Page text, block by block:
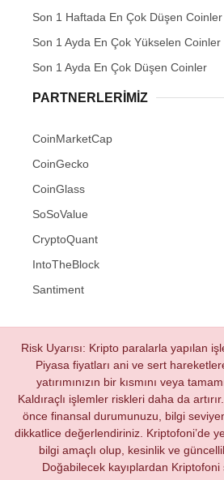
Son 1 Haftada En Çok Düşen Coinler
Son 1 Ayda En Çok Yükselen Coinler
Son 1 Ayda En Çok Düşen Coinler
PARTNERLERIMIZ
CoinMarketCap
CoinGecko
CoinGlass
SoSoValue
CryptoQuant
IntoTheBlock
Santiment
Risk Uyarısı: Kripto paralarla yapılan
Piyasa fiyatları ani ve sert
yatırımınızın bir kısmını veya
Kaldıraçlı işlemler riskleri daha da
önce finansal durumunuzu, bilgi
dikkatlice değerlendiriniz. Kriptofoni’de
bilgi amaçlı olup, kesinlik ve
Doğabilecek kayıplardan Kriptofoni